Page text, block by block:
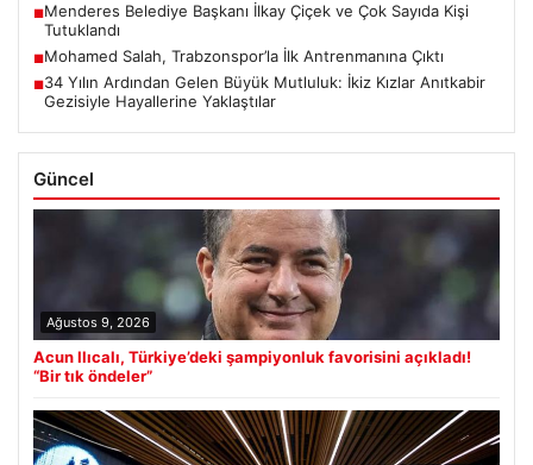
■Menderes Belediye Başkanı İlkay Çiçek ve Çok Sayıda Kişi
Tutuklandı
■Mohamed Salah, Trabzonspor’la İlk Antrenmanına Çıktı
■34 Yılın Ardından Gelen Büyük Mutluluk: İkiz Kızlar Anıtkabir
Gezisiyle Hayallerine Yaklaştılar
Güncel
Ağustos 9, 2026
Acun Ilıcalı, Türkiye’deki şampiyonluk favorisini açıkladı!
“Bir tık öndeler”